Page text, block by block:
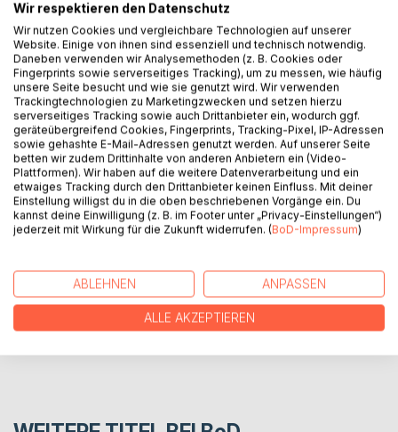
Salamu aleykum,
du wolltest schon immer mal ein buch lesen,
worin es um eine Halal Beziehung geht?
Dann bist du bei mir genau richtig.
Diese Erzählung vermittelt die Schönheit einer islamischen
Ehe, offenbart die tiefe Verbindung zweier Herzen, die
durch gemeinsame Werte, Respekt und Liebe miteinander
verwoben sind.
AUTOR/IN
Wir respektieren den Datenschutz
Wir nutzen Cookies und vergleichbare Technologien auf unserer
Website. Einige von ihnen sind essenziell und technisch notwendig.
Daneben verwenden wir Analysemethoden (z. B. Cookies oder
Fingerprints sowie serverseitiges Tracking), um zu messen, wie häufig
unsere Seite besucht und wie sie genutzt wird. Wir verwenden
Trackingtechnologien zu Marketingzwecken und setzen hierzu
serverseitiges Tracking sowie auch Drittanbieter ein, wodurch ggf.
geräteübergreifend Cookies, Fingerprints, Tracking-Pixel, IP-Adressen
sowie gehashte E-Mail-Adressen genutzt werden. Auf unserer Seite
betten wir zudem Drittinhalte von anderen Anbietern ein (Video-
Plattformen). Wir haben auf die weitere Datenverarbeitung und ein
etwaiges Tracking durch den Drittanbieter keinen Einfluss. Mit deiner
Einstellung willigst du in die oben beschriebenen Vorgänge ein. Du
kannst deine Einwilligung (z. B. im Footer unter „Privacy-Einstellungen“)
jederzeit mit Wirkung für die Zukunft widerrufen. (BoD-Impressum)
ABLEHNEN ANPASSEN
ALLE AKZEPTIEREN